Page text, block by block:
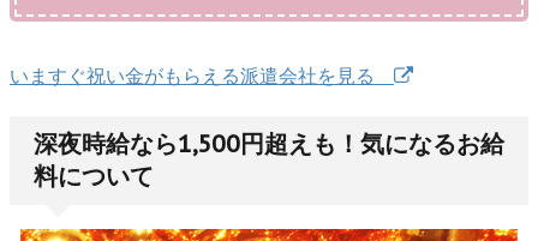
いますぐ祝い金がもらえる派遣会社を見る
深夜時給なら1,500円超えも！気になるお給
料について